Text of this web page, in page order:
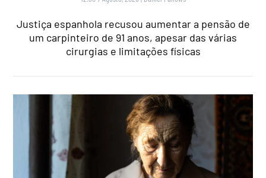
Justiça espanhola recusou aumentar a pensão de
um carpinteiro de 91 anos, apesar das várias
cirurgias e limitações físicas